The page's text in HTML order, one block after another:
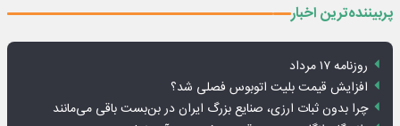
پربیننده‌ترین اخبار
روزنامه ۱۷ مرداد
افزایش قیمت بلیت اتوبوس فصلی شد؟
چرا بدون ثبات ارزی، صنایع بزرگ ایران در بن‌بست باقی می‌مانند